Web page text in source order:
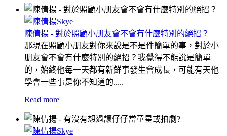
陳倩揚 - 對於照顧小朋友會不會有什麼特別的絕招？
那現在照顧小朋友對你來說是不是件簡單的事，對於小
朋友會不會有什麼特別的絕招？我覺得不能說是簡單
的，始終他每一天都有新鮮事發生會成長，可能有天他
學會一些事是你不知道的.....
Read more